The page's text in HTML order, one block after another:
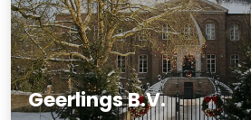
Geerlings B.V.